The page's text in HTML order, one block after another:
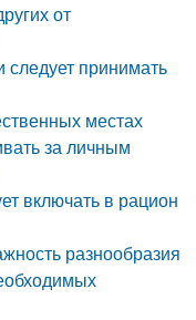
от
принимать
местах
за личным
включать в рацион
разнообразия